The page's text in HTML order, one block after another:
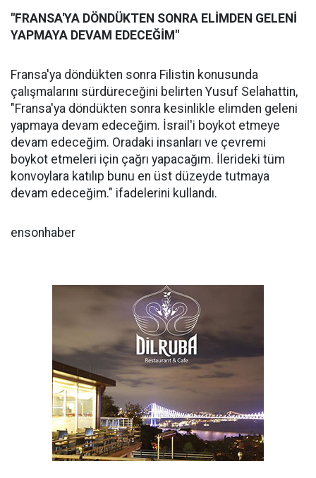
"FRANSA'YA DÖNDÜKTEN SONRA ELİMDEN GELENİ
YAPMAYA DEVAM EDECEĞİM"
Fransa'ya döndükten sonra Filistin konusunda
çalışmalarını sürdüreceğini belirten Yusuf Selahattin,
"Fransa'ya döndükten sonra kesinlikle elimden geleni
yapmaya devam edeceğim. İsrail'i boykot etmeye
devam edeceğim. Oradaki insanları ve çevremi
boykot etmeleri için çağrı yapacağım. İlerideki tüm
konvoylara katılıp bunu en üst düzeyde tutmaya
devam edeceğim." ifadelerini kullandı.
ensonhaber